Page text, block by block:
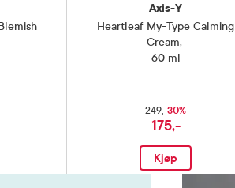
Axis-Y
Heartleaf My-Type Calming
Cream,
60 ml
249,-30%
175,-
Kjøp